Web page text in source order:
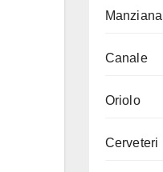
Manziana
Canale
Oriolo
Cerveteri